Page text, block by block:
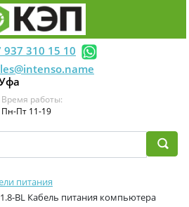
937 310 15 10
Время работы:
Пн-Пт 11-19
питания
BL Кабель питания компьютера